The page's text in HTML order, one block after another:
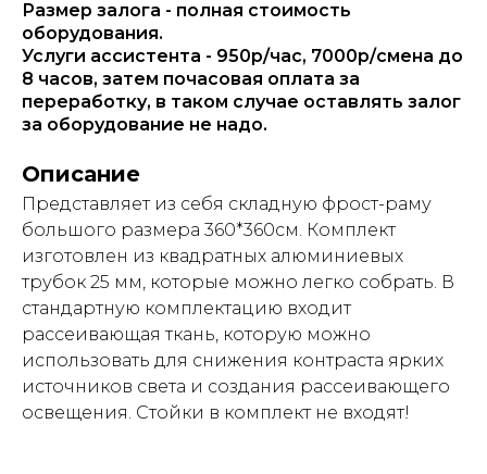
Размер залога - полная стоимость
оборудования.
Услуги ассистента - 950р/час, 7000р/смена до
8 часов, затем почасовая оплата за
переработку, в таком случае оставлять залог
за оборудование не надо.
Описание
Представляет из себя складную фрост-раму
большого размера 360*360см. Комплект
изготовлен из квадратных алюминиевых
трубок 25 мм, которые можно легко собрать. В
стандартную комплектацию входит
рассеивающая ткань, которую можно
использовать для снижения контраста ярких
источников света и создания рассеивающего
освещения. Стойки в комплект не входят!